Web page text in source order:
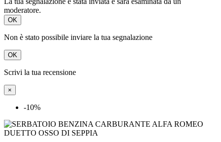
Non è stato possibile inviare la tua segnalazione
OK
Scrivi la tua recensione
×
-10%
DUETTO OSSO DI SEPPIA